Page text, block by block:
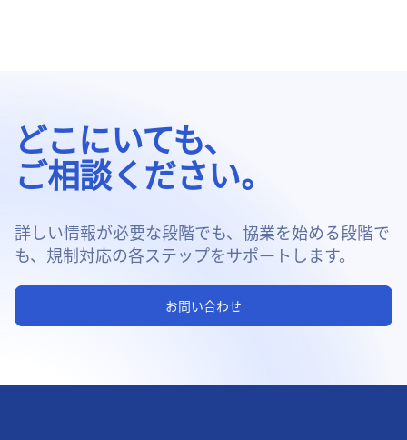
どこにいても、
ご相談ください。
詳しい情報が必要な段階でも、協業を始める段階で
も、規制対応の各ステップをサポートします。
お問い合わせ